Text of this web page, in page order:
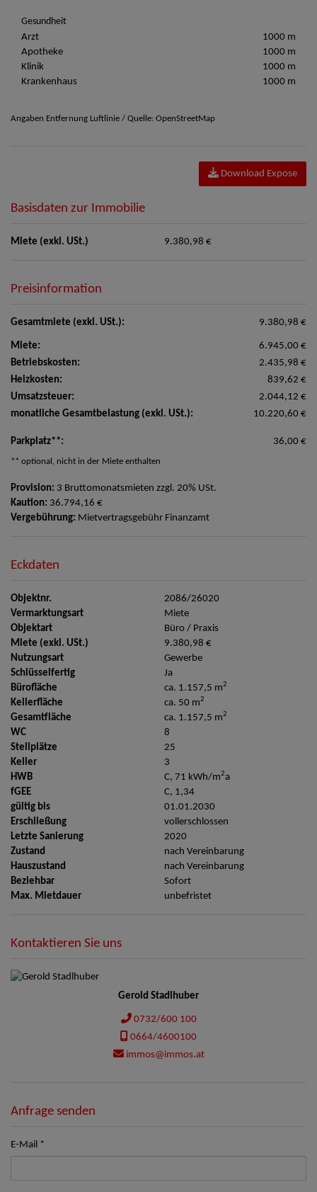
Gesundheit
Arzt
1000 m
Apotheke
1000 m
Klinik
1000 m
Krankenhaus
1000 m
Angaben Entfernung Luftlinie / Quelle: OpenStreetMap
Download Expose
Basisdaten zur Immobilie
Miete (exkl. USt.) 9.380,98 €
Preisinformation
Gesamtmiete (exkl. USt.): 9.380,98 €
Miete:
6.945,00 €
Betriebskosten:
2.435,98 €
Heizkosten:
839,62 €
Umsatzsteuer:
2.044,12 €
monatliche Gesamtbelastung (exkl. USt.):
10.220,60 €
Parkplatz**: 36,00 €
** optional, nicht in der Miete enthalten
Provision: 3 Bruttomonatsmieten zzgl. 20% USt.
Kaution: 36.794,16 €
Vergebührung: Mietvertragsgebühr Finanzamt
Eckdaten
Objektnr.
2086/26020
Vermarktungsart
Miete
Objektart
Büro / Praxis
Miete (exkl. USt.)
9.380,98 €
Nutzungsart
Gewerbe
Schlüsselfertig
Ja
Bürofläche
ca. 1.157,5 m2
Kellerfläche ca. 50 m2
Gesamtfläche ca. 1.157,5 m2
WC
8
Stellplätze
25
Keller
3
HWB
C, 71 kWh/m2a
fGEE
C, 1,34
gültig bis
01.01.2030
Erschließung
vollerschlossen
Letzte Sanierung
2020
Zustand
nach Vereinbarung
Hauszustand
nach Vereinbarung
Beziehbar
Sofort
Max. Mietdauer
unbefristet
Kontaktieren Sie uns
Gerold Stadlhuber
0732/600 100
0664/4600100
immos@immos.at
Anfrage senden
E-Mail